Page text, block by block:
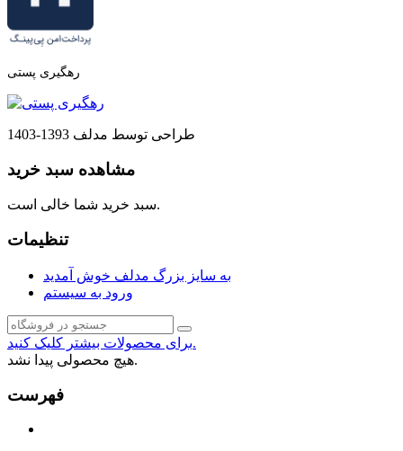
رهگیری پستی
طراحی توسط مدلف 1393-1403
مشاهده سبد خرید
سبد خرید شما خالی است.
تنظیمات
به سایز بزرگ مدلف خوش آمدید
ورود به سیستم
برای محصولات بیشتر کلیک کنید.
هیچ محصولی پیدا نشد.
فهرست